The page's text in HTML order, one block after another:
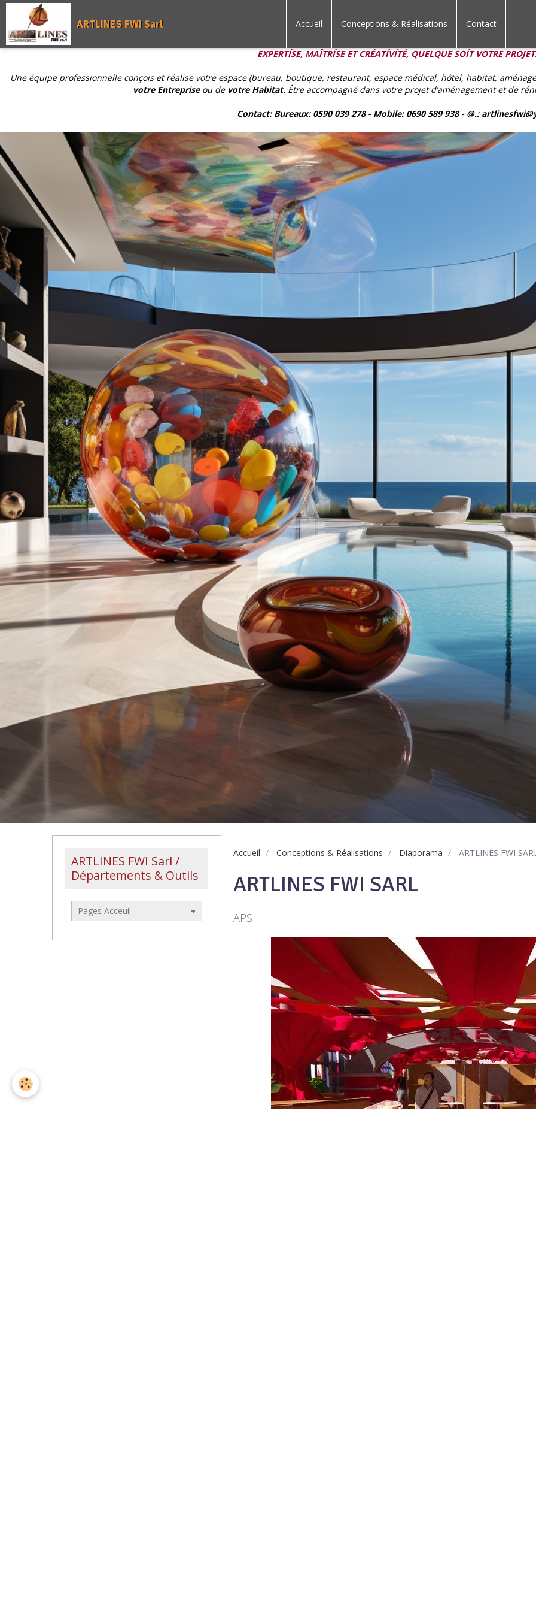
EXPERTÍSE, MAÎTRÍSE ET CRÉATÍVÍTÉ, QUELQUE SOÍT VOTRE
Une équipe professionnelle conçois et réalise votre espace (bureau, boutique, restaurant, espace médical, hôtel, habitat,
votre Entrepriseou de votre Habitat. Être accompagné dans votre projet d’aménagement et de
Contact: Bureaux: 0590 039 278 - Mobile: 0690 589 938 - @.:
ARTLINES FWI Sarl Accueil Conceptions & Réalisations Contact
Accueil Conceptions & Réalisations Diaporama ARTLINES FWI
ARTLINES FWI SARL
APS
ARTLINES FWI Sarl /
Départements & Outils